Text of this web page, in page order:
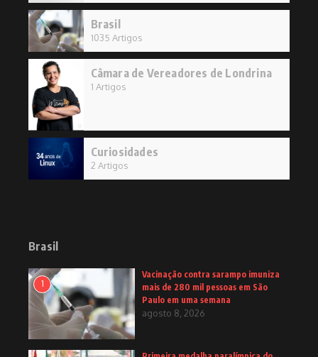
Brasil
1035 Artigos
Câmara de Vereadores de Londrina
1 Artigos
Curiosidades
2 Artigos
Brasil
1
Vacinação contra sarampo imuniza
mais de 280 mil pessoas em São
Paulo em uma semana
agosto 8, 2026